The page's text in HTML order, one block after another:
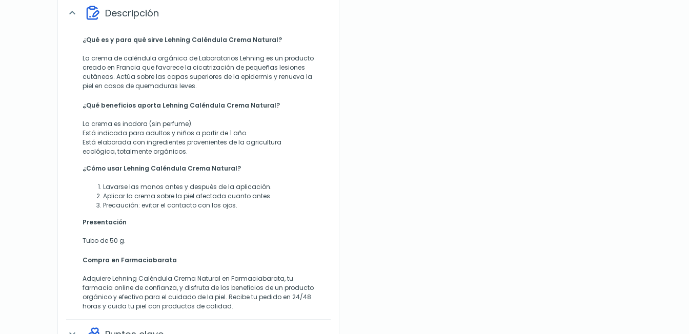
expand_more Descripción
¿Qué es y para qué sirve Lehning Caléndula Crema Natural?
La crema de caléndula orgánica de Laboratorios Lehning es un producto
creado en Francia que favorece la cicatrización de pequeñas lesiones
cutáneas. Actúa sobre las capas superiores de la epidermis y renueva la
piel en casos de quemaduras leves.
¿Qué beneficios aporta Lehning Caléndula Crema Natural?
La crema es inodora (sin perfume).
Está indicada para adultos y niños a partir de 1 año.
Está elaborada con ingredientes provenientes de la agricultura
ecológica, totalmente orgánicos.
¿Cómo usar Lehning Caléndula Crema Natural?
Lavarse las manos antes y después de la aplicación.
Aplicar la crema sobre la piel afectada cuanto antes.
Precaución: evitar el contacto con los ojos.
Presentación
Tubo de 50 g.
Compra en Farmaciabarata
Adquiere Lehning Caléndula Crema Natural en Farmaciabarata, tu
farmacia online de confianza, y disfruta de los beneficios de un producto
orgánico y efectivo para el cuidado de la piel. Recibe tu pedido en 24/48
horas y cuida tu piel con productos de calidad.